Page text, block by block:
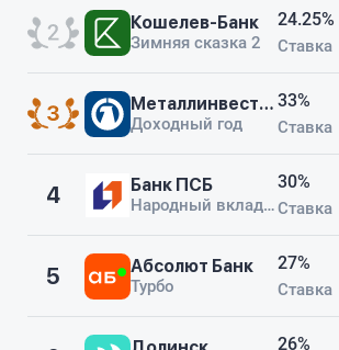
условия, потому что финальная
процентная ставка может
отличаться от той, что вы
сначала увидите.
Кошелев-Банк
Зимняя сказка 2
24.25%
Ставка
Металлинвестбанк
Доходный год
33%
Ставка
4 Банк ПСБ
Народный вклад плюс
30%
Ставка
5 Абсолют Банк
Турбо
27%
Ставка
26%